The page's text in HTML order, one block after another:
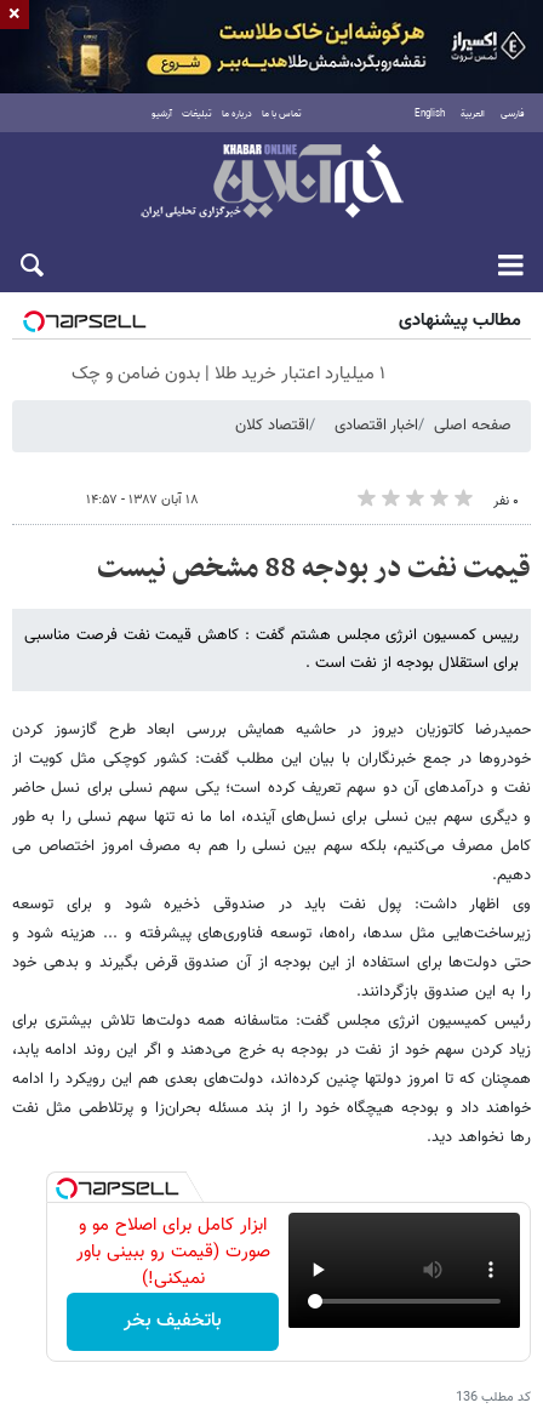
فارسی العربية English تماس با ما درباره ما تبلیغات آرشیو
جمعه ۱۶ مرداد ۱۴۰۵
مطالب پیشنهادی
۱ میلیارد اعتبار خرید طلا | بدون ضامن و چک
صفحه اصلی اخبار اقتصادی اقتصاد کلان
۰ نفر ۱۸ آبان ۱۳۸۷ - ۱۴:۵۷
قیمت نفت در بودجه 88 مشخص نیست
رییس کمسیون انرژی مجلس هشتم گفت : کاهش قیمت نفت فرصت مناسبی
برای استقلال بودجه از نفت است .
حمیدرضا کاتوزیان دیروز در حاشیه همایش بررسی ابعاد طرح گازسوز کردن
خودروها در جمع خبرنگاران با بیان این مطلب گفت: کشور کوچکی مثل کویت از
نفت و درآمدهای آن دو سهم تعریف کرده است؛ یکی سهم نسلی برای نسل حاضر
و دیگری سهم بین نسلی برای نسل‌های آینده، اما ما نه تنها سهم نسلی را به طور
کامل مصرف می‌کنیم، بلکه سهم بین نسلی را هم به مصرف امروز اختصاص می
دهیم.
وی اظهار داشت: پول نفت باید در صندوقی ذخیره شود و برای توسعه
زیرساخت‌هایی مثل سدها، راه‌ها، توسعه فناوری‌های پیشرفته و ... هزینه شود و
حتی دولت‌ها برای استفاده از این بودجه از آن صندوق قرض بگیرند و بدهی خود
را به این صندوق بازگردانند.
رئیس کمیسیون انرژی مجلس گفت: متاسفانه همه دولت‌ها تلاش بیشتری برای
زیاد کردن سهم خود از نفت در بودجه به خرج می‌دهند و اگر این روند ادامه یابد،
همچنان که تا امروز دولتها چنین کرده‌اند، دولت‌های بعدی هم این رویکرد را ادامه
خواهند داد و بودجه هیچگاه خود را از بند مسئله بحران‌زا و پرتلاطمی مثل نفت
رها نخواهد دید.
ابزار کامل برای اصلاح مو و
صورت (قیمت رو ببینی باور
نمیکنی!)
باتخفیف بخر
کد مطلب136
×